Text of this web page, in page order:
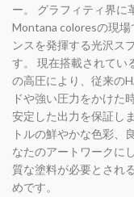
ー。 グラフィティ界に
Montana coloresの現
ンスを発揮する光沢ス
す。 現在搭載されてい
の高圧により、従来の
ドや強い圧力をかけた
安定した出力を保証し
トルの鮮やかな色彩、
なたのアートワークに
質な塗料が必要とされ
めです。